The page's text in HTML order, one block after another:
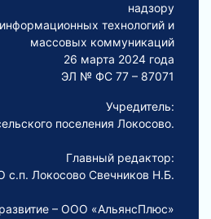
надзору
технологий и
массовых коммуникаций
26 марта 2024 года
ЭЛ № ФС 77 – 87071
Учредитель:
поселения Локосово.
Главный редактор:
с.п. Локосово Свечников Н.Б.
– ООО «АльянсПлюс»